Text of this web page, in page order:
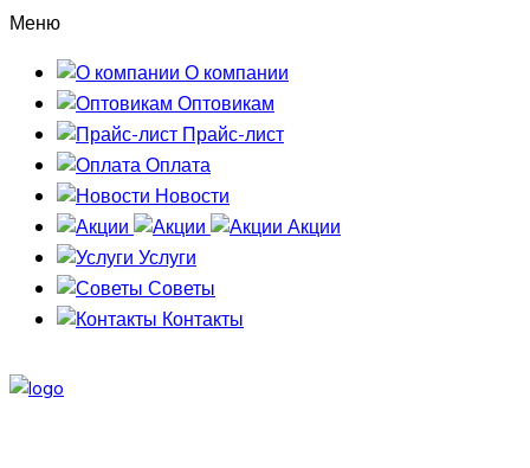
Меню
О компании
Оптовикам
Прайс-лист
Оплата
Новости
Акции
Услуги
Советы
Контакты